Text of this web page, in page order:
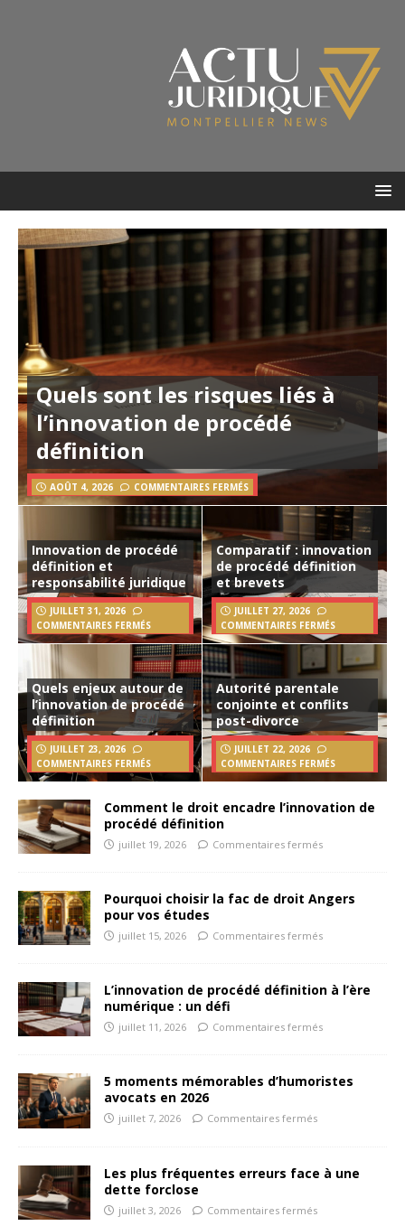
Quels sont les risques liés à
l’innovation de procédé
définition
AOÛT 4, 2026 COMMENTAIRES FERMÉS
Innovation de procédé
définition et
responsabilité juridique
JUILLET 31, 2026
COMMENTAIRES FERMÉS
Comparatif : innovation
de procédé définition
et brevets
JUILLET 27, 2026
COMMENTAIRES FERMÉS
Quels enjeux autour de
l’innovation de procédé
définition
JUILLET 23, 2026
COMMENTAIRES FERMÉS
Autorité parentale
conjointe et conflits
post-divorce
JUILLET 22, 2026
COMMENTAIRES FERMÉS
Comment le droit encadre l’innovation de
procédé définition
juillet 19, 2026 Commentaires fermés
Pourquoi choisir la fac de droit Angers
pour vos études
juillet 15, 2026 Commentaires fermés
L’innovation de procédé définition à l’ère
numérique : un défi
juillet 11, 2026 Commentaires fermés
5 moments mémorables d’humoristes
avocats en 2026
juillet 7, 2026 Commentaires fermés
Les plus fréquentes erreurs face à une
dette forclose
juillet 3, 2026 Commentaires fermés